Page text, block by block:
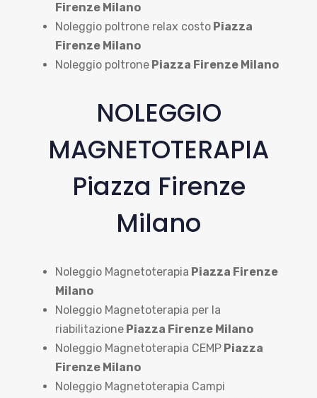
Firenze Milano
Noleggio poltrone relax costo Piazza
Firenze Milano
Noleggio poltrone Piazza Firenze Milano
NOLEGGIO
MAGNETOTERAPIA
Piazza Firenze
Milano
Noleggio Magnetoterapia Piazza Firenze
Milano
Noleggio Magnetoterapia per la
riabilitazione Piazza Firenze Milano
Noleggio Magnetoterapia CEMP Piazza
Firenze Milano
Noleggio Magnetoterapia Campi